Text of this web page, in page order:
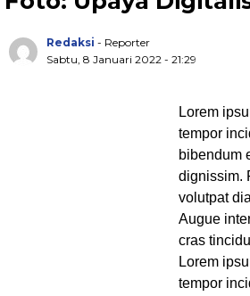
Redaksi - Reporter
Sabtu, 8 Januari 2022 - 21:29
Lorem
tempor
bibendum
dignissim.
volutpat
Augue
cras
Lorem
tempor